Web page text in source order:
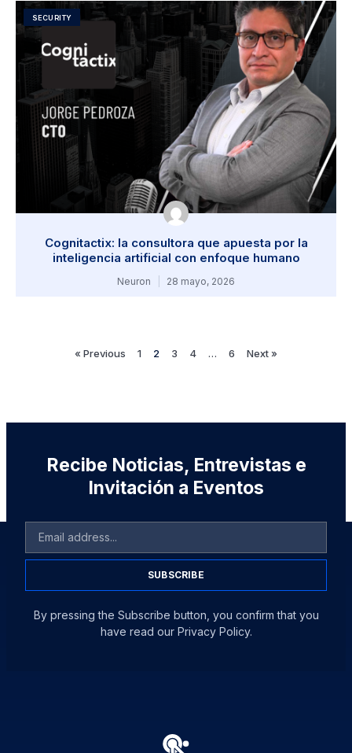
SECURITY
Cognitactix: la consultora que apuesta por la
inteligencia artificial con enfoque humano
Neuron 28 mayo, 2026
« Previous 1 2 3 4 … 6 Next »
Recibe Noticias, Entrevistas e
Invitación a Eventos
SUBSCRIBE
By pressing the Subscribe button, you confirm that you
have read our Privacy Policy.